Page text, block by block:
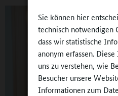
Sie können hier
technisch notwendigen
dass wir statistische
anonym erfassen.
uns zu verstehen, wie
Besucher unsere
Informationen zum